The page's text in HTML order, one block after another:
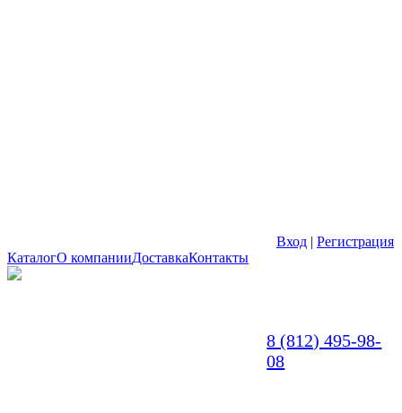
Вход | Регистрация
КаталогО компанииДоставкаКонтакты
8 (812) 495-98-
08